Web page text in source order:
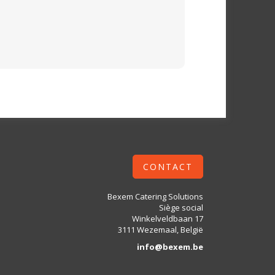
CONTACT
Bexem Catering Solutions
Siège social
Winkelveldbaan 17
3111 Wezemaal, België
info@bexem.be